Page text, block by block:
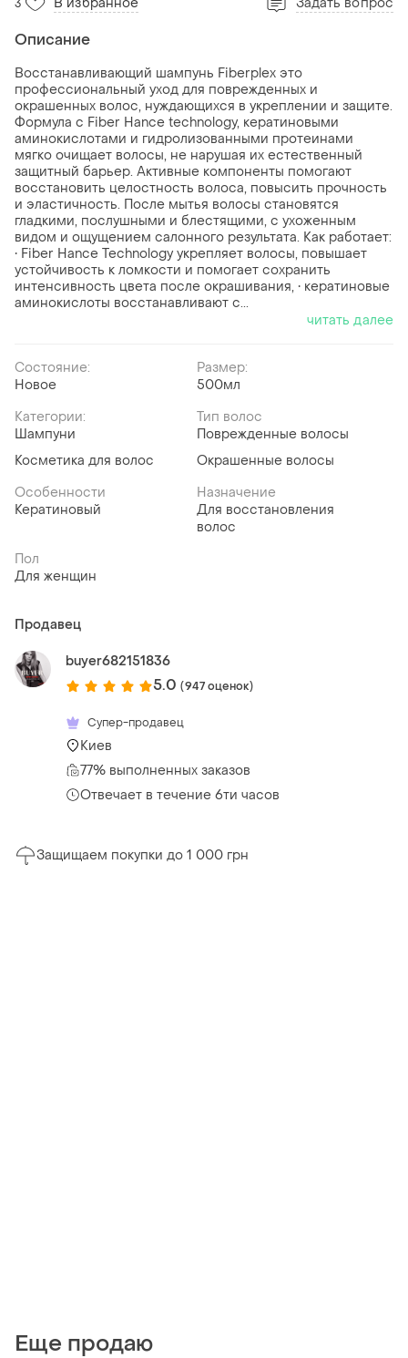
3
Описание
Восстанавливающий шампунь Fiberplex это
профессиональный уход для поврежденных и
окрашенных волос, нуждающихся в укреплении и защите.
Формула с Fiber Hance technology, кератиновыми
аминокислотами и гидролизованными протеинами
мягко очищает волосы, не нарушая их естественный
защитный барьер. Активные компоненты помогают
восстановить целостность волоса, повысить прочность
и эластичность. После мытья волосы становятся
гладкими, послушными и блестящими, с ухоженным
видом и ощущением салонного результата. Как работает:
• Fiber Hance Technology укрепляет волосы, повышает
устойчивость к ломкости и помогает сохранить
интенсивность цвета после окрашивания, • кератиновые
аминокислоты восстанавливают с...
читать далее
Состояние:
Новое
Размер:
500мл
Категории:
Шампуни
Косметика для волос
Тип волос
Поврежденные волосы
Окрашенные волосы
Особенности
Кератиновый
Назначение
Для восстановления
волос
Пол
Для женщин
Продавец
buyer682151836
5.0 (947 оценок)
Супер-продавец
Киев
77% выполненных заказов
Отвечает в течение 6ти часов
Защищаем покупки до 1 000 грн
Еще продаю